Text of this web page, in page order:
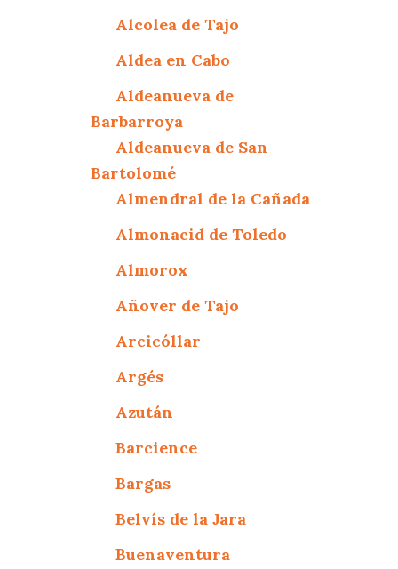
Alcolea de Tajo
Aldea en Cabo
Aldeanueva de
Barbarroya
Aldeanueva de San
Bartolomé
Almendral de la Cañada
Almonacid de Toledo
Almorox
Añover de Tajo
Arcicóllar
Argés
Azután
Barcience
Bargas
Belvís de la Jara
Buenaventura